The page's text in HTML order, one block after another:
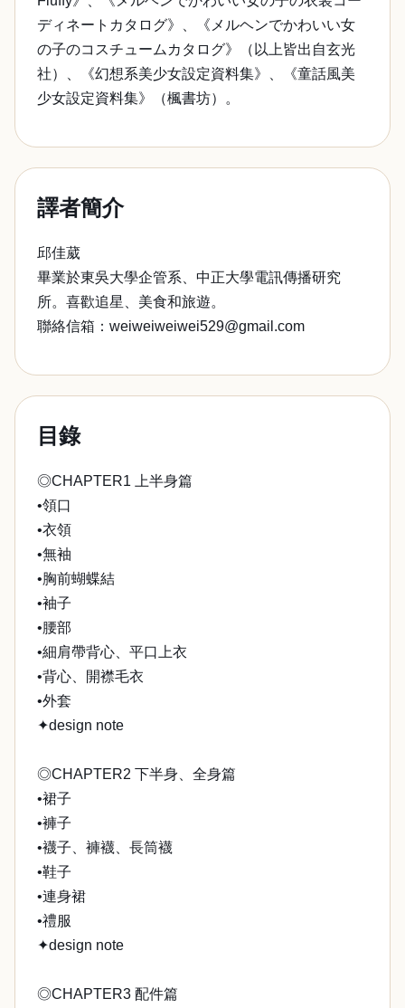
ディネートカタログ》、《メルヘンでかわいい女
の子のコスチュームカタログ》（以上皆出自玄光
社）、《幻想系美少女設定資料集》、《童話風美
少女設定資料集》（楓書坊）。
譯者簡介
邱佳葳
畢業於東吳大學企管系、中正大學電訊傳播研究
所。喜歡追星、美食和旅遊。
聯絡信箱：weiweiweiwei529@gmail.com
目錄
◎CHAPTER1 上半身篇
•領口
•衣領
•無袖
•胸前蝴蝶結
•袖子
•腰部
•細肩帶背心、平口上衣
•背心、開襟毛衣
•外套
✦design note
◎CHAPTER2 下半身、全身篇
•裙子
•褲子
•襪子、褲襪、長筒襪
•鞋子
•連身裙
•禮服
✦design note
◎CHAPTER3 配件篇